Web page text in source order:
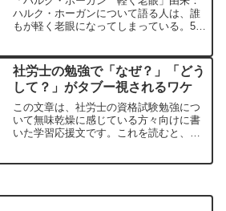
ハルク・ホーガンについて語る人は、誰
もが軽く老眼になってしまっている。50
か、ここまで離してもまだ見えない
よ。」30代C「はぁ。お...
社労士の勉強で「なぜ？」「どう
して？」がタブー視されるワケ
この文章は、社労士の資格試験勉強につ
いて無味乾燥に感じている方々向けに書
いた学習応援文です。これを読むと、あ